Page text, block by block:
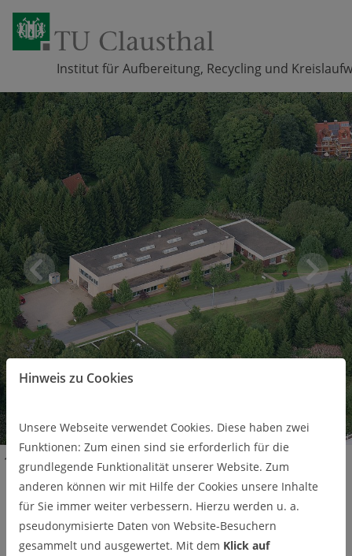
Zum Inhalt springen
Institut für Aufbereitung, Recycling und
Pr
eviou
s
Ne
xt
Begrüßung Jacob Fenner
01.01.2021
Hinweis zu Cookies
Unsere Webseite verwendet Cookies. Diese haben zwei
Funktionen: Zum einen sind sie erforderlich für die
grundlegende Funktionalität unserer Website. Zum
anderen können wir mit Hilfe der Cookies unsere Inhalte
für Sie immer weiter verbessern. Hierzu werden u. a.
pseudonymisierte Daten von Website-Besuchern
gesammelt und ausgewertet. Mit dem Klick auf